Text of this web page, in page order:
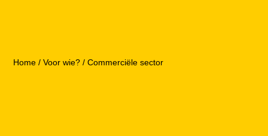
Home /Voor wie? /Commerciële sector